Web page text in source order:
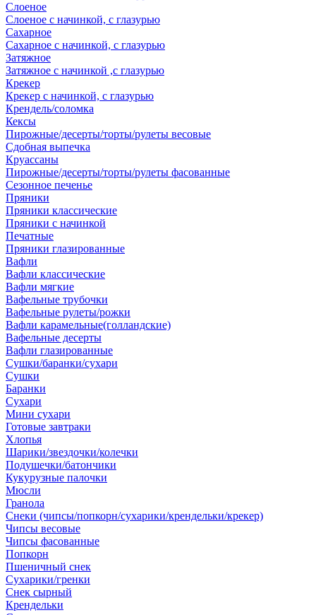
Слоеное
Слоеное с начинкой, с глазурью
Сахарное
Сахарное с начинкой, с глазурью
Затяжное
Затяжное с начинкой ,с глазурью
Крекер
Крекер с начинкой, с глазурью
Крендель/соломка
Кексы
Пирожные/десерты/торты/рулеты весовые
Сдобная выпечка
Круассаны
Пирожные/десерты/торты/рулеты фасованные
Сезонное печенье
Пряники
Пряники классические
Пряники с начинкой
Печатные
Пряники глазированные
Вафли
Вафли классические
Вафли мягкие
Вафельные трубочки
Вафельные рулеты/рожки
Вафли карамельные(голландские)
Вафельные десерты
Вафли глазированные
Сушки/баранки/сухари
Сушки
Баранки
Сухари
Мини сухари
Готовые завтраки
Хлопья
Шарики/звездочки/колечки
Подушечки/батончики
Кукурузные палочки
Мюсли
Гранола
Снеки (чипсы/попкорн/сухарики/крендельки/крекер)
Чипсы весовые
Чипсы фасованные
Попкорн
Пшеничный снек
Сухарики/гренки
Снек сырный
Крендельки